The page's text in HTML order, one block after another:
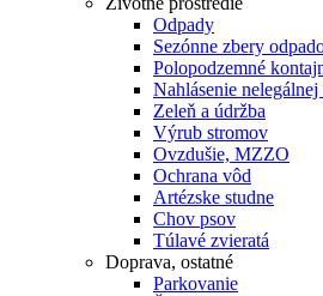
Odpady
Sezónne zbery
Polopodzemné
Nahlásenie
Zeleň a údržba
Výrub stromov
Ovzdušie, MZZO
Ochrana vôd
Artézske studne
Chov psov
Túlavé zvieratá
Doprava, ostatné
Parkovanie